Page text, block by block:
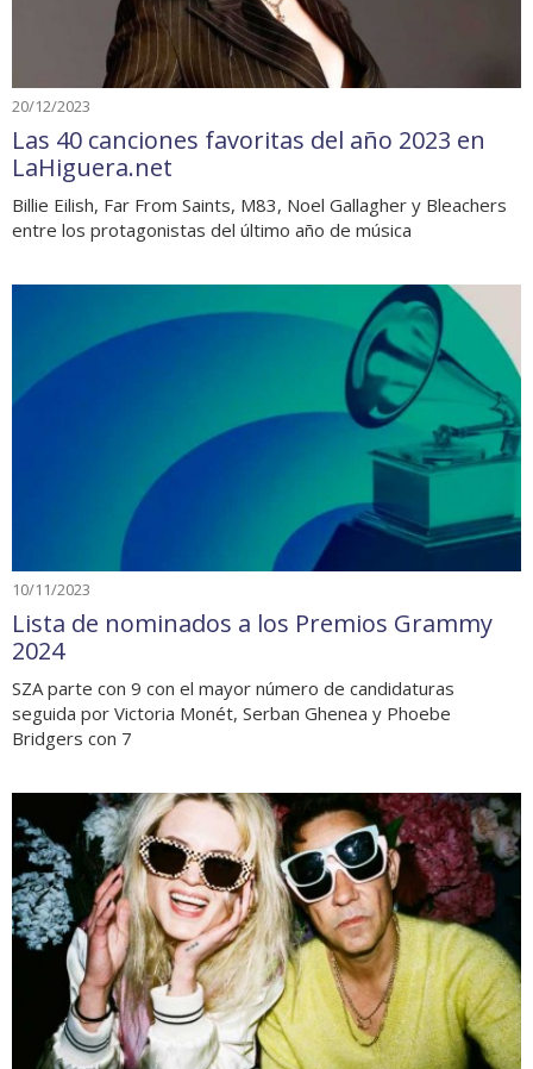
20/12/2023
Las 40 canciones favoritas del año 2023 en
LaHiguera.net
Billie Eilish, Far From Saints, M83, Noel Gallagher y Bleachers
entre los protagonistas del último año de música
10/11/2023
Lista de nominados a los Premios Grammy
2024
SZA parte con 9 con el mayor número de candidaturas
seguida por Victoria Monét, Serban Ghenea y Phoebe
Bridgers con 7